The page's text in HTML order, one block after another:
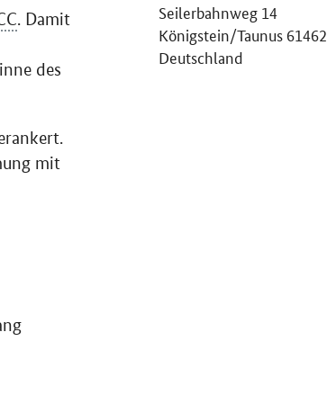
. Damit
des
mit
Seilerbahnweg 14
Königstein/Taunus 61462
Deutschland